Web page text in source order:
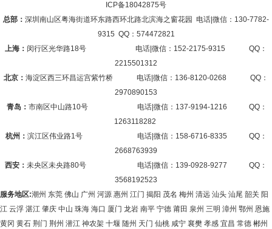
ICP备18042875号
总部： 深圳南山区粤海街道环东路西环北路北滨海之窗花园 电话|微信：130-7782-
9315 QQ：574472821
上海： 闵行区光华路18号 电话|微信：152-2175-9315 QQ：
2215501312
北京： 海淀区西三环昌运宫紫竹桥 电话|微信：136-8120-0268 QQ：
2970890153
青岛： 市南区中山路10号 电话|微信：137-9194-1216 QQ：
1263118282
杭州： 滨江区伟业路1号 电话|微信：158-6716-8335 QQ：
2668763939
西安： 未央区未央路80号 电话|微信：139-0928-9277 QQ：
3568192523
服务地区:潮州 东莞 佛山 广州 河源 惠州 江门 揭阳 茂名 梅州 清远 汕头 汕尾 韶关 阳
江 云浮 湛江 肇庆 中山 珠海 海口 厦门 龙岩 南平 宁德 莆田 泉州 三明 漳州 鄂州 恩施
黄冈 黄石 荆门 荆州 潜江 神农架 十堰 随州 天门 仙桃 咸宁 襄樊 孝感 宜昌 常德 郴州